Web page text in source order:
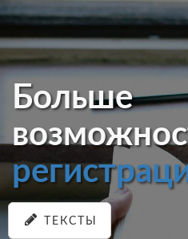
Больше
ТЕКСТЫ